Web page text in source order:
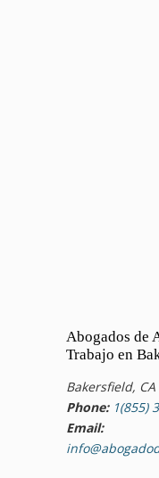
Abogados de
Trabajo en
Bakersfield, CA
Phone: 1(855)
Email: